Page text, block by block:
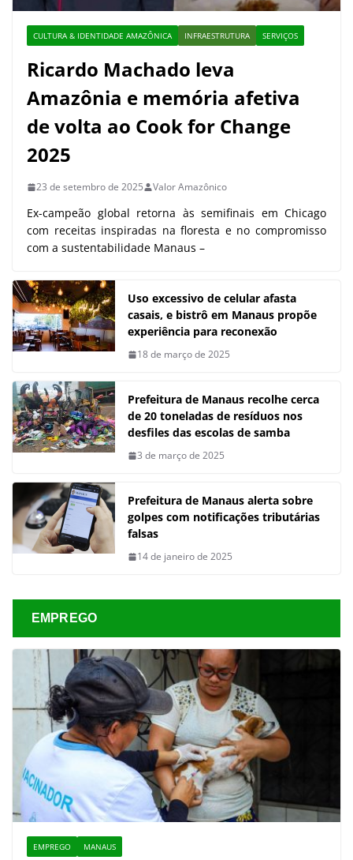
CULTURA & IDENTIDADE AMAZÔNICA INFRAESTRUTURA SERVIÇOS
Ricardo Machado leva
Amazônia e memória afetiva
de volta ao Cook for Change
2025
23 de setembro de 2025 Valor Amazônico
Ex-campeão global retorna às semifinais em Chicago
com receitas inspiradas na floresta e no compromisso
com a sustentabilidade Manaus –
Uso excessivo de celular afasta
casais, e bistrô em Manaus propõe
experiência para reconexão
18 de março de 2025
Prefeitura de Manaus recolhe cerca
de 20 toneladas de resíduos nos
desfiles das escolas de samba
3 de março de 2025
Prefeitura de Manaus alerta sobre
golpes com notificações tributárias
falsas
14 de janeiro de 2025
EMPREGO
EMPREGO MANAUS